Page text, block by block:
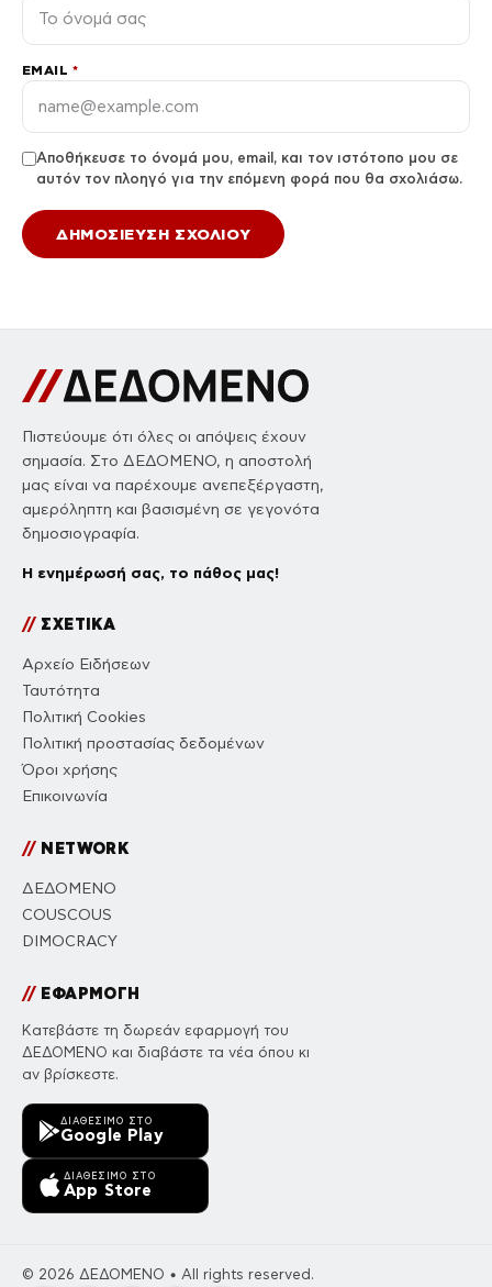
EMAIL *
Αποθήκευσε το όνομά μου, email, και τον ιστότοπο μου σε
αυτόν τον πλοηγό για την επόμενη φορά που θα σχολιάσω.
Πιστεύουμε ότι όλες οι απόψεις έχουν
σημασία. Στο ΔΕΔΟΜΕΝΟ, η αποστολή
μας είναι να παρέχουμε ανεπεξέργαστη,
αμερόληπτη και βασισμένη σε γεγονότα
δημοσιογραφία.
Η ενημέρωσή σας, το πάθος μας!
//ΣΧΕΤΙΚΑ
Αρχείο Ειδήσεων
Ταυτότητα
Πολιτική Cookies
Πολιτική προστασίας δεδομένων
Όροι χρήσης
Επικοινωνία
//NETWORK
ΔΕΔΟΜΕΝΟ
COUSCOUS
DIMOCRACY
//ΕΦΑΡΜΟΓΗ
Κατεβάστε τη δωρεάν εφαρμογή του
ΔΕΔΟΜΕΝΟ και διαβάστε τα νέα όπου κι
αν βρίσκεστε.
ΔΙΑΘΈΣΙΜΟ ΣΤΟ
Google Play
ΔΙΑΘΈΣΙΜΟ ΣΤΟ
App Store
© 2026 ΔΕΔΟΜΕΝΟ • All rights reserved.